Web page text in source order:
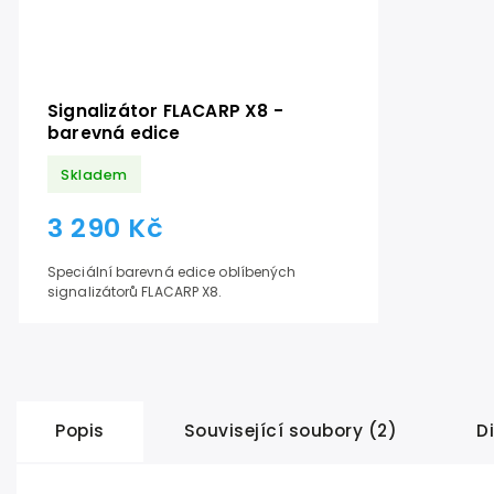
Signalizátor FLACARP X8 -
barevná edice
Skladem
3 290 Kč
Speciální barevná edice oblíbených
signalizátorů FLACARP X8.
Popis Související soubory (2)